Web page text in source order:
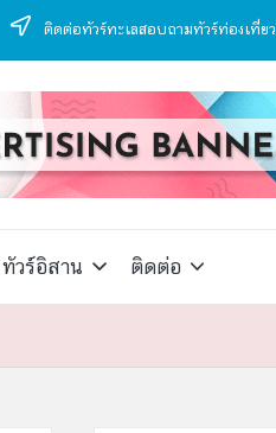
ติดต่อทัวร์ทะเลสอบถามทัวร์ท่องเที่ยว
ทัวร์อิสาน ติดต่อ